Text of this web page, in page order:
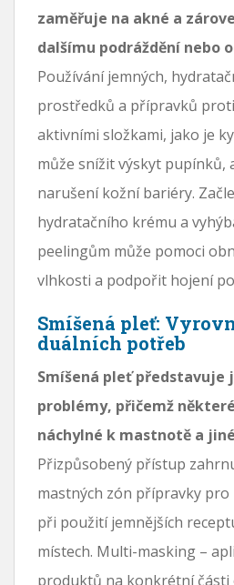
zaměřuje na akné a
dalšímu podráždění nebo
Používání jemných,
prostředků a přípravků
aktivními složkami, jako je
může snížit výskyt pupínků,
narušení kožní bariéry.
hydratačního krému a
peelingům může pomoci
vlhkosti a podpořit hojení
Smíšená pleť:
duálních potřeb
Smíšená pleť představuje
problémy, přičemž
náchylné k mastnotě a
Přizpůsobený přístup
mastných zón přípravky
při použití jemnějších
místech. Multi-masking –
produktů na konkrétní části